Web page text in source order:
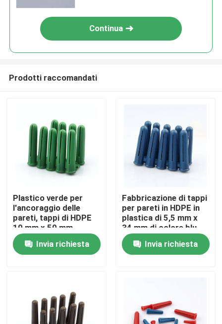
Prodotti
Continua
Prodotti raccomandati
Plastico verde per
l'ancoraggio delle
pareti, tappi di HDPE
10 mm x 50 mm
Invia richiesta
Fabbricazione di tappi
per pareti in HDPE in
plastica di 5,5 mm x
34 mm di colore blu
Invia richiesta